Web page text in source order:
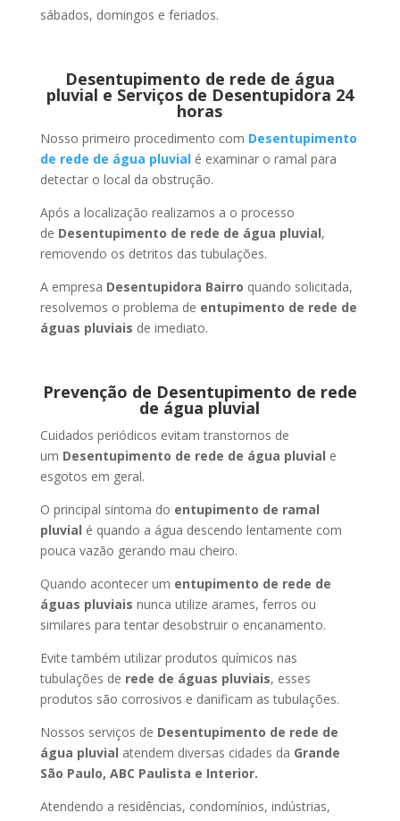
sábados, domingos e feriados.
Desentupimento de rede de água
pluvial e Serviços de Desentupidora 24
horas
Nosso primeiro procedimento com Desentupimento
de rede de água pluvialé examinar o ramal para
detectar o local da obstrução.
Após a localização realizamos a o processo
de Desentupimento de rede de água pluvial,
removendo os detritos das tubulações.
A empresa Desentupidora Bairro quando solicitada,
resolvemos o problema de entupimento de rede de
águas pluviais de imediato.
Prevenção de Desentupimento de rede
de água pluvial
Cuidados periódicos evitam transtornos de
um Desentupimento de rede de água pluvial e
esgotos em geral.
O principal sintoma do entupimento de ramal
pluvial é quando a água descendo lentamente com
pouca vazão gerando mau cheiro.
Quando acontecer um entupimento de rede de
águas pluviais nunca utilize arames, ferros ou
similares para tentar desobstruir o encanamento.
Evite também utilizar produtos químicos nas
tubulações de rede de águas pluviais, esses
produtos são corrosivos e danificam as tubulações.
Nossos serviços de Desentupimento de rede de
água pluvial atendem diversas cidades da Grande
São Paulo, ABC Paulista e Interior.
Atendendo a residências, condomínios, indústrias,